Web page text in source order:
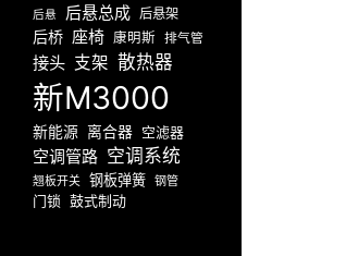
后悬 后悬总成 后悬架
后桥 座椅 康明斯 排气管
接头 支架 散热器
新M3000
新能源 离合器 空滤器
空调管路 空调系统
翘板开关 钢板弹簧 钢管
门锁 鼓式制动